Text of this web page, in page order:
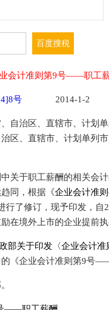
会计准则第9号——职工
号 2014-1-2
自治区、直辖市、计划
区、直辖市、计划单列
关于职工薪酬的相关会
同，根据《企业会计准
行了修订，现予印发，自
在境外上市的企业提前
部关于印发〈企业会计
《企业会计准则第9号